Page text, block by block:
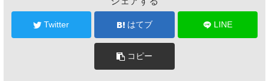
Twitter はてブ LINE
コピー